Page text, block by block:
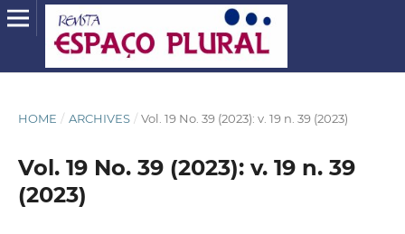
HOME / ARCHIVES / Vol. 19 No. 39 (2023): v. 19 n. 39 (2023)
Vol. 19 No. 39 (2023): v. 19 n. 39
(2023)